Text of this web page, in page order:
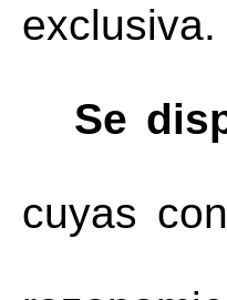
exclusiva.
Se
cuyas